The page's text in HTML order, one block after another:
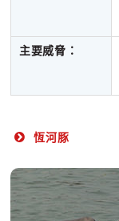
主要威脅：
恆河豚